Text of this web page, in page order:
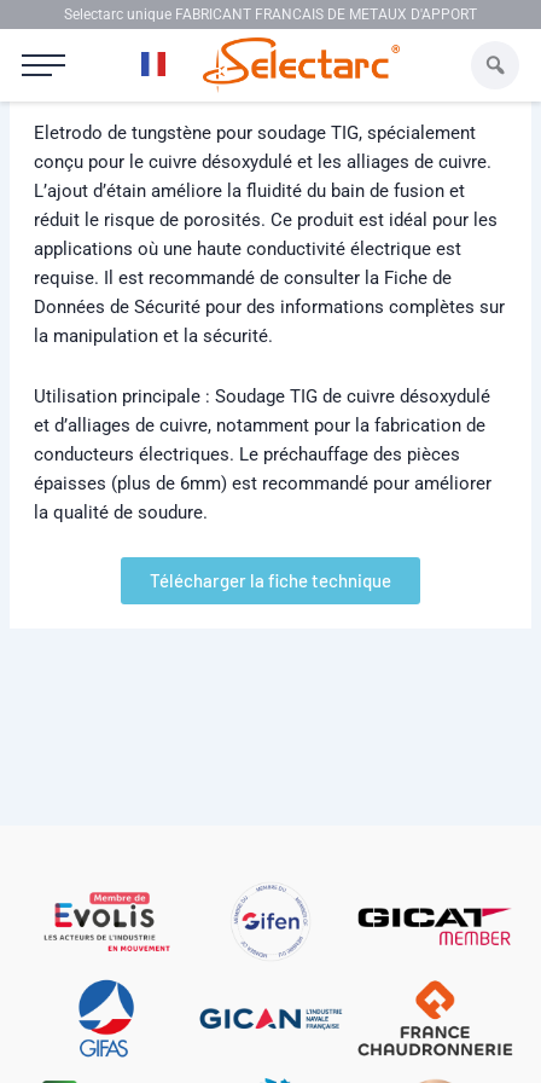
Aller au contenuSelectarc unique FABRICANT FRANCAIS DE METAUX D'APPORT
Eletrodo de tungstène pour soudage TIG, spécialement
conçu pour le cuivre désoxydulé et les alliages de cuivre.
L’ajout d’étain améliore la fluidité du bain de fusion et
réduit le risque de porosités. Ce produit est idéal pour les
applications où une haute conductivité électrique est
requise. Il est recommandé de consulter la Fiche de
Données de Sécurité pour des informations complètes sur
la manipulation et la sécurité.
Utilisation principale : Soudage TIG de cuivre désoxydulé
et d’alliages de cuivre, notamment pour la fabrication de
conducteurs électriques. Le préchauffage des pièces
épaisses (plus de 6mm) est recommandé pour améliorer
la qualité de soudure.
Télécharger la fiche technique